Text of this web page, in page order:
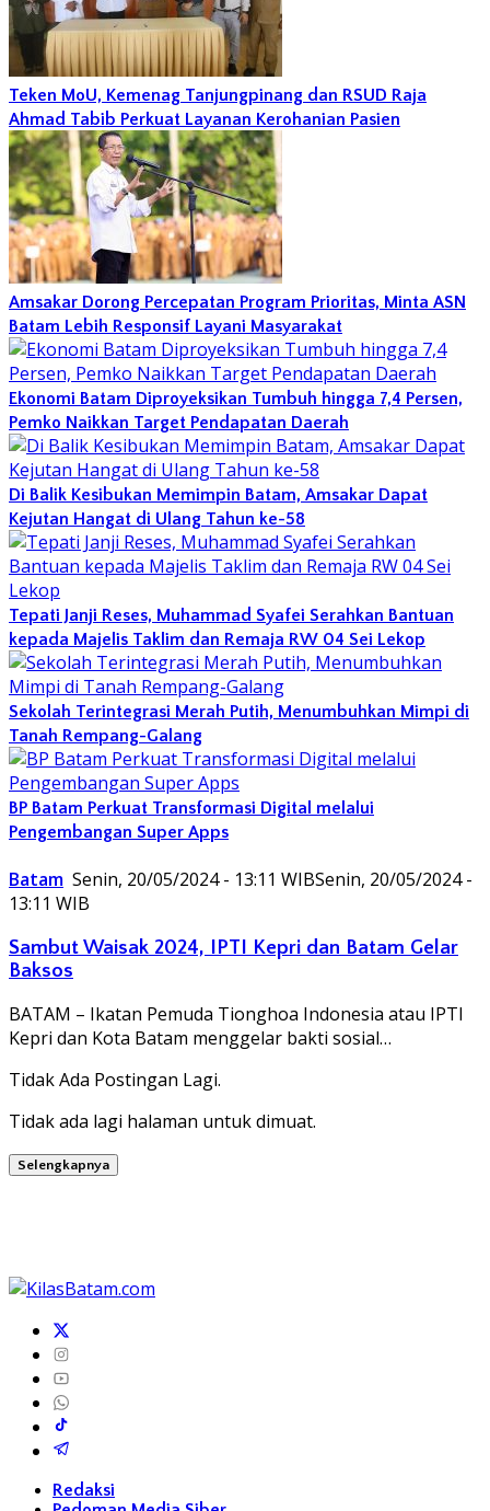
Teken MoU, Kemenag Tanjungpinang dan RSUD Raja
Ahmad Tabib Perkuat Layanan Kerohanian Pasien
Amsakar Dorong Percepatan Program Prioritas, Minta ASN
Batam Lebih Responsif Layani Masyarakat
Ekonomi Batam Diproyeksikan Tumbuh hingga 7,4 Persen,
Pemko Naikkan Target Pendapatan Daerah
Di Balik Kesibukan Memimpin Batam, Amsakar Dapat
Kejutan Hangat di Ulang Tahun ke-58
Tepati Janji Reses, Muhammad Syafei Serahkan Bantuan
kepada Majelis Taklim dan Remaja RW 04 Sei Lekop
Sekolah Terintegrasi Merah Putih, Menumbuhkan Mimpi di
Tanah Rempang-Galang
BP Batam Perkuat Transformasi Digital melalui
Pengembangan Super Apps
Batam Senin, 20/05/2024 - 13:11 WIBSenin, 20/05/2024 -
13:11 WIB
Sambut Waisak 2024, IPTI Kepri dan Batam Gelar
Baksos
BATAM – Ikatan Pemuda Tionghoa Indonesia atau IPTI
Kepri dan Kota Batam menggelar bakti sosial…
Tidak Ada Postingan Lagi.
Tidak ada lagi halaman untuk dimuat.
Selengkapnya
Redaksi